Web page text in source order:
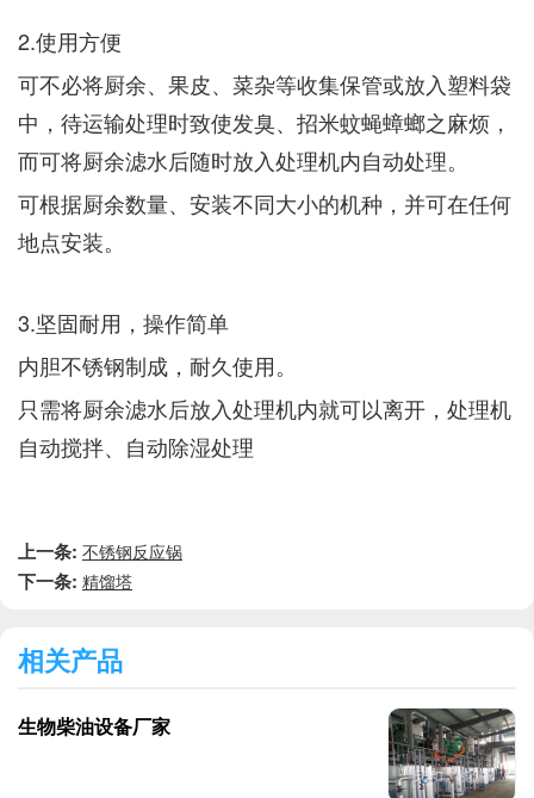
2.使用方便
可不必将厨余、果皮、菜杂等收集保管或放入塑料袋
中，待运输处理时致使发臭、招米蚊蝇蟑螂之麻烦，
而可将厨余滤水后随时放入处理机内自动处理。
可根据厨余数量、安装不同大小的机种，并可在任何
地点安装。
3.坚固耐用，操作简单
内胆不锈钢制成，耐久使用。
只需将厨余滤水后放入处理机内就可以离开，处理机
自动搅拌、自动除湿处理
上一条: 不锈钢反应锅
下一条: 精馏塔
相关产品
生物柴油设备厂家